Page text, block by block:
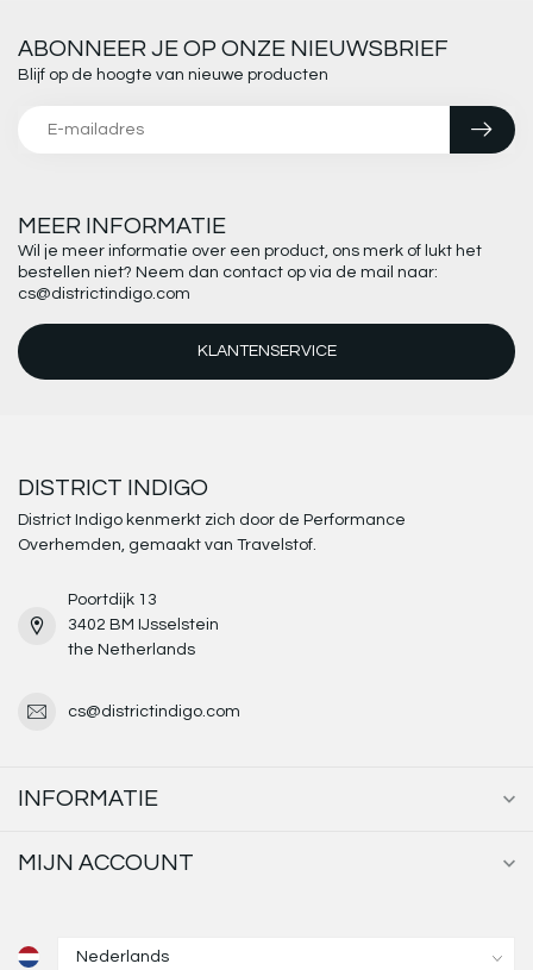
MEER INFORMATIE
Wil je meer informatie over een product, ons merk of lukt het
bestellen niet? Neem dan contact op via de mail naar:
cs@districtindigo.com
KLANTENSERVICE
ABONNEER JE OP ONZE NIEUWSBRIEF
Blijf op de hoogte van nieuwe producten
DISTRICT INDIGO
District Indigo kenmerkt zich door de Performance
Overhemden, gemaakt van Travelstof.
Poortdijk 13
3402 BM IJsselstein
the Netherlands
cs@districtindigo.com
INFORMATIE
MIJN ACCOUNT